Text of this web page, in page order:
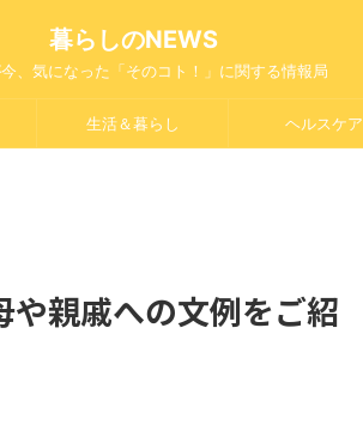
暮らしのNEWS
、気になった「そのコト！」に関する情報局
生活＆暮らし ヘルスケア
親戚への文例をご紹